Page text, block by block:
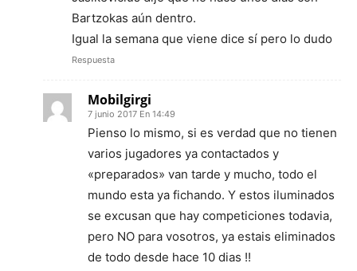
Bartzokas aún dentro.
Igual la semana que viene dice sí pero lo dudo
Respuesta
Mobilgirgi
7 junio 2017 En 14:49
Pienso lo mismo, si es verdad que no tienen
varios jugadores ya contactados y
«preparados» van tarde y mucho, todo el
mundo esta ya fichando. Y estos iluminados
se excusan que hay competiciones todavia,
pero NO para vosotros, ya estais eliminados
de todo desde hace 10 dias !!